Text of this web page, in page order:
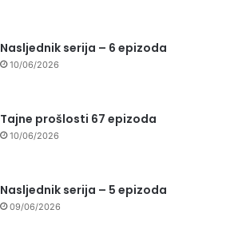
Nasljednik serija – 6 epizoda
10/06/2026
Tajne prošlosti 67 epizoda
10/06/2026
Nasljednik serija – 5 epizoda
09/06/2026